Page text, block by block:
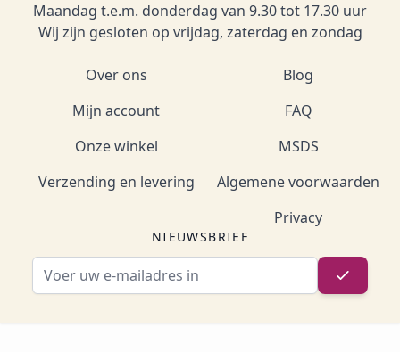
Maandag t.e.m. donderdag van 9.30 tot 17.30 uur
Wij zijn gesloten op vrijdag, zaterdag en zondag
Over ons
Mijn account
Onze winkel
Verzending en levering
Blog
FAQ
MSDS
Algemene voorwaarden
Privacy
NIEUWSBRIEF